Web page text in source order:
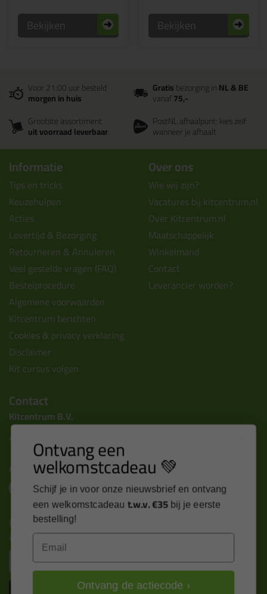
Bekijken Bekijken
Voor 21:00 uur besteld
morgen in huis
Gratisbezorging inNL & BE
vanaf75,-
Grootste assortiment
uit voorraad leverbaar
PostNL afhaalpunt: kies zelf
wanneer je afhaalt
Informatie
Tips en tricks
Keuzehulpen
Acties
Levertijd & Bezorging
Retourneren & Annuleren
Veel gestelde vragen (FAQ)
Bestelprocedure
Algemene voorwaarden
Kitcentrum berichten
Cookies & privacy verklaring
Disclaimer
Kit cursus volgen
Over ons
Wie wij zijn?
Vacatures bij kitcentrum.nl
Over Kitcentrum.nl
Maatschappelijk
Winkelmand
Contact
Leverancier worden?
Contact
Kitcentrum B.V.
Alle contactgegevens >
Altijd op de hoogte blijven?
Nieuws, tips en exclusieve deals rechtstreeks in je
inbox
Ontvang een
welkomstcadeau 💚
Schijf je in voor onze nieuwsbrief en ontvang
een welkomstcadeau t.w.v. €35 bij je eerste
bestelling!
Ontvang de actiecode ›